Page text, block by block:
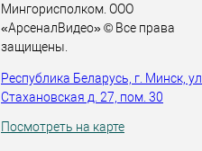
Мингорисполком. ООО
«АрсеналВидео» © Все права
защищены.
Республика Беларусь, г. Минск, ул.
Стахановская д. 27, пом. 30
Посмотреть на карте